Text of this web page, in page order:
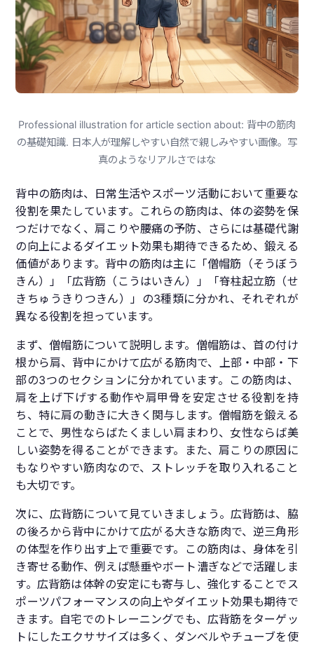
Professional illustration for article section about: 背中の筋肉
の基礎知識. 日本人が理解しやすい自然で親しみやすい画像。写
真のようなリアルさではな
背中の筋肉は、日常生活やスポーツ活動において重要な
役割を果たしています。これらの筋肉は、体の姿勢を保
つだけでなく、肩こりや腰痛の予防、さらには基礎代謝
の向上によるダイエット効果も期待できるため、鍛える
価値があります。背中の筋肉は主に「僧帽筋（そうぼう
きん）」「広背筋（こうはいきん）」「脊柱起立筋（せ
きちゅうきりつきん）」の3種類に分かれ、それぞれが
異なる役割を担っています。
まず、僧帽筋について説明します。僧帽筋は、首の付け
根から肩、背中にかけて広がる筋肉で、上部・中部・下
部の3つのセクションに分かれています。この筋肉は、
肩を上げ下げする動作や肩甲骨を安定させる役割を持
ち、特に肩の動きに大きく関与します。僧帽筋を鍛える
ことで、男性ならばたくましい肩まわり、女性ならば美
しい姿勢を得ることができます。また、肩こりの原因に
もなりやすい筋肉なので、ストレッチを取り入れること
も大切です。
次に、広背筋について見ていきましょう。広背筋は、脇
の後ろから背中にかけて広がる大きな筋肉で、逆三角形
の体型を作り出す上で重要です。この筋肉は、身体を引
き寄せる動作、例えば懸垂やボート漕ぎなどで活躍しま
す。広背筋は体幹の安定にも寄与し、強化することでス
ポーツパフォーマンスの向上やダイエット効果も期待で
きます。自宅でのトレーニングでも、広背筋をターゲッ
トにしたエクササイズは多く、ダンベルやチューブを使